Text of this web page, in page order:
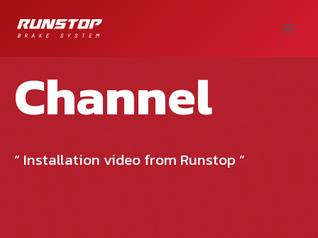
Channel
“ Installation video from Runstop ”